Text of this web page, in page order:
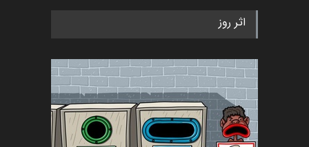
فراخوان رویداد کارگاهی کارتون و
اخبار 6 ماه قبل
تسلیت به همکار | سهراب خیری
اخبار 6 ماه قبل
اثر روز